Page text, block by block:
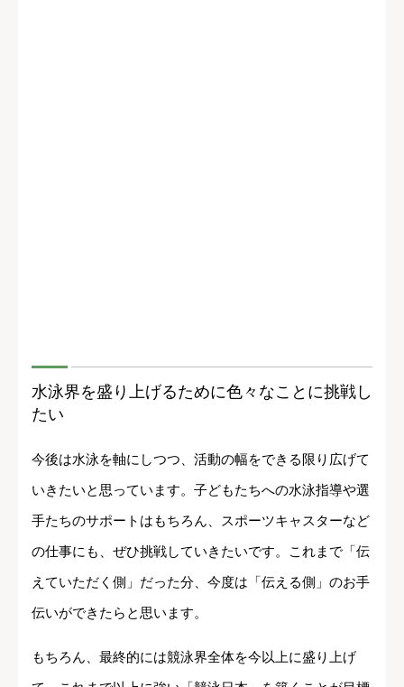
水泳界を盛り上げるために色々なことに挑戦し
たい
今後は水泳を軸にしつつ、活動の幅をできる限り広げて
いきたいと思っています。子どもたちへの水泳指導や選
手たちのサポートはもちろん、スポーツキャスターなど
の仕事にも、ぜひ挑戦していきたいです。これまで「伝
えていただく側」だった分、今度は「伝える側」のお手
伝いができたらと思います。
もちろん、最終的には競泳界全体を今以上に盛り上げ